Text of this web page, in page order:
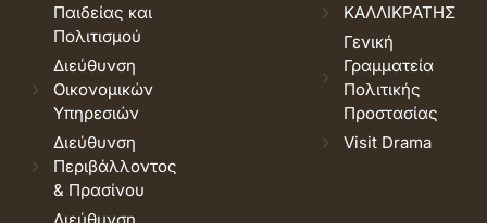
Παιδείας και
Πολιτισμού
Διεύθυνση
Οικονομικών
Υπηρεσιών
Διεύθυνση
Περιβάλλοντος
& Πρασίνου
ΚΑΛΛΙΚΡΑΤΗΣ
Γενική
Γραμματεία
Πολιτικής
Προστασίας
Visit Drama